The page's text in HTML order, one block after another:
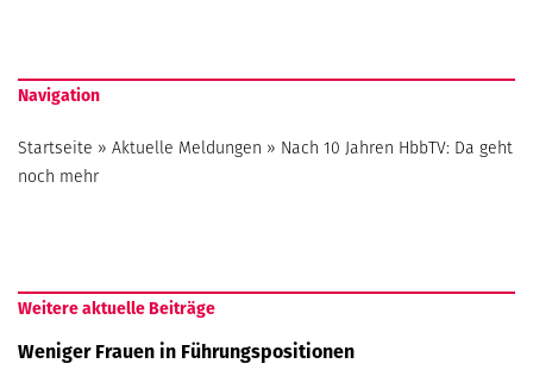
Navigation
Startseite » Aktuelle Meldungen » Nach 10 Jahren HbbTV: Da geht
noch mehr
Weitere aktuelle Beiträge
Weniger Frauen in Führungspositionen